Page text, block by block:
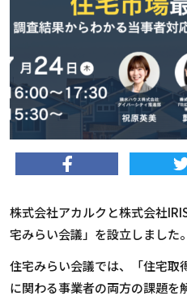
株式会社アカルクと株式会社
宅みらい会議」を設立しました。
住宅みらい会議では、「住宅取
に関わる事業者の両方の課題を